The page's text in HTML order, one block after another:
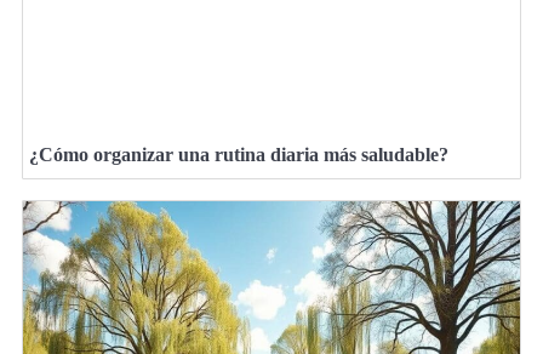
¿Cómo organizar una rutina diaria más saludable?